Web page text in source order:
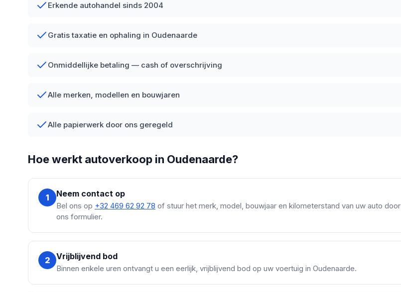
Erkende autohandel sinds 2004
Gratis taxatie en ophaling in Oudenaarde
Onmiddellijke betaling — cash of overschrijving
Alle merken, modellen en bouwjaren
Alle papierwerk door ons geregeld
Hoe werkt autoverkoop in Oudenaarde?
1 Neem contact op
Bel ons op +32 469 62 92 78 of stuur het merk, model, bouwjaar en kilometerstand van uw auto
ons formulier.
2 Vrijblijvend bod
Binnen enkele uren ontvangt u een eerlijk, vrijblijvend bod op uw voertuig in Oudenaarde.